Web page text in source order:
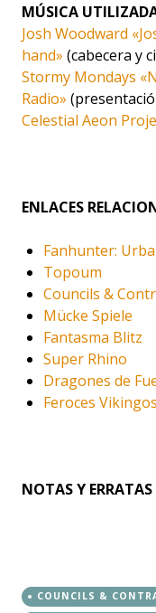
MÚSICA
Josh Woodward
hand» (cabecera y
Stormy Mondays
Radio»
Celestial Aeon
ENLACES
Fanhunter:
Topoum
Councils &
Mücke Spiele
Fantasma Blitz
Super Rhino
Dragones de
Feroces Vikingos
NOTAS Y ERRATAS
COUNCILS &